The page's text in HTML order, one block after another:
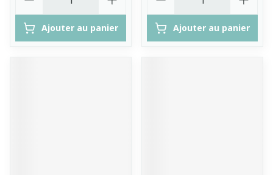
Ajouter au panier Ajouter au panier